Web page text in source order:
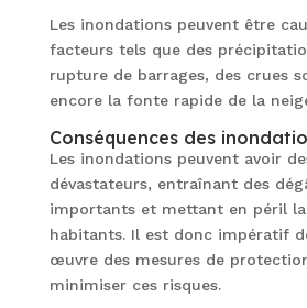
Les inondations peuvent être
facteurs tels que des
rupture de barrages, des crues
encore la fonte rapide de la
Conséquences des
Les inondations peuvent avoir
dévastateurs, entraînant des
importants et mettant en péril
habitants. Il est donc impératif
œuvre des mesures de
minimiser ces risques.